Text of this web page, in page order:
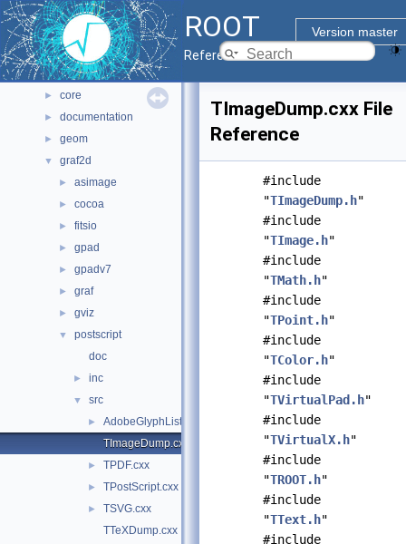
ROOT
Version master
Reference Guide
► All Classes
▼ Files
▼ File List
► bindings
► core
► documentation
► geom
▼ graf2d
► asimage
► cocoa
► fitsio
► gpad
► gpadv7
► graf
► gviz
▼
postscript
doc
► inc
▼ src
►
AdobeGlyphList.h
TImageDump.cxx
► TPDF.cxx
► TPostScript.cxx
►
TSVG.cxx
TTeXDump.cxx
TImageDump.cxx File
Reference
#include
"TImageDump.h"
#include
"TImage.h"
#include
"TMath.h"
#include
"TPoint.h"
#include
"TColor.h"
#include
"TVirtualPad.h"
#include
"TVirtualX.h"
#include
"TROOT.h"
#include
"TText.h"
#include